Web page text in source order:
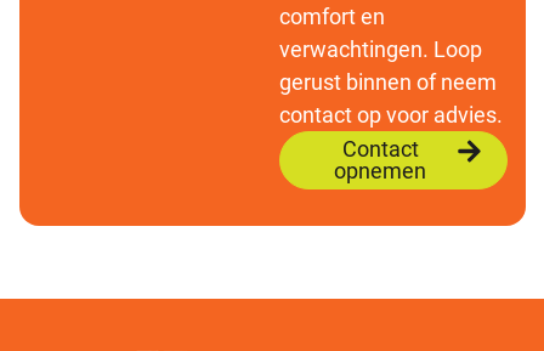
comfort en
verwachtingen. Loop
gerust binnen of neem
contact op voor advies.
Contact
opnemen